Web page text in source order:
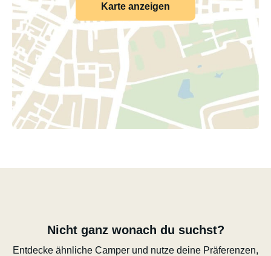
Karte anzeigen
Nicht ganz wonach du suchst?
Entdecke ähnliche Camper und nutze deine Präferenzen,